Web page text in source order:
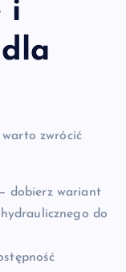
i
zwrócić
dobierz wariant
do